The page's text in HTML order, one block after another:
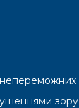
зору